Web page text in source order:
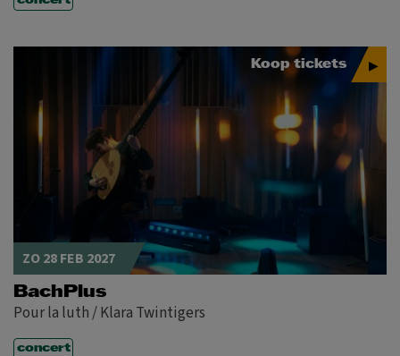
Koop tickets
ZO 28 FEB 2027
BachPlus
Pour la luth / Klara Twintigers
concert